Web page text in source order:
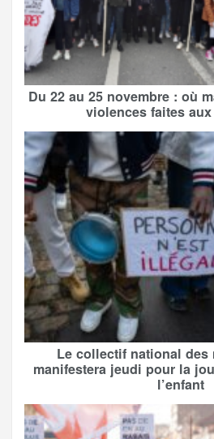
Du 22 au 25 novembre : où
violences faites
Le collectif national des
manifestera jeudi pour la
l’enfant